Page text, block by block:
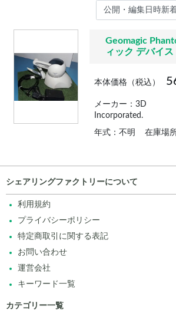
Geomagic
ィック デバイス
本体価格（税込）
メーカー：3D
Incorporated.
年式：不明 在庫場
シェアリングファクトリーについて
利用規約
プライバシーポリシー
特定商取引に関する表記
お問い合わせ
運営会社
キーワード一覧
カテゴリー一覧